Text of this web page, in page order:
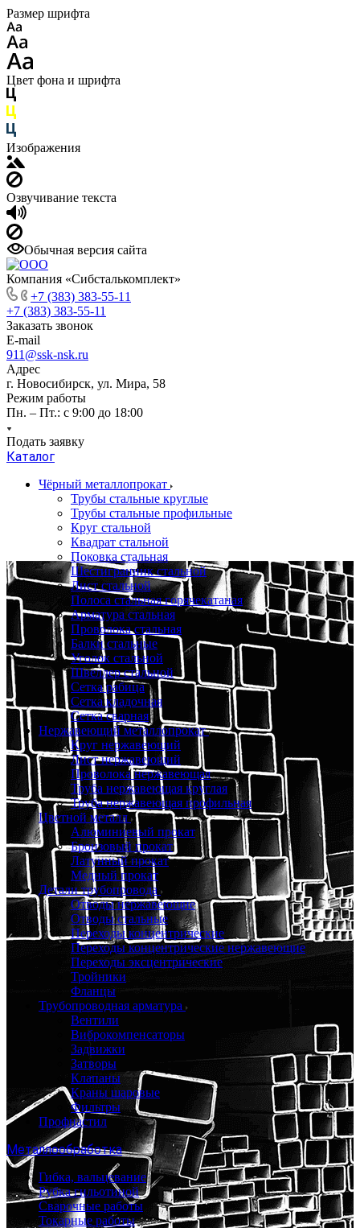
Размер шрифта
Цвет фона и шрифта
Изображения
Озвучивание текста
Обычная версия сайта
Компания «Сибсталькомплект»
+7 (383) 383-55-11
+7 (383) 383-55-11
Заказать звонок
E-mail
911@ssk-nsk.ru
Адрес
г. Новосибирск, ул. Мира, 58
Режим работы
Пн. – Пт.: с 9:00 до 18:00
Подать заявку
Каталог
Чёрный металлопрокат
Трубы стальные круглые
Трубы стальные профильные
Круг стальной
Квадрат стальной
Поковка стальная
Шестигранник стальной
Лист стальной
Полоса стальная горячекатаная
Арматура стальная
Проволока стальная
Балки стальные
Уголок стальной
Швеллер стальной
Сетка рабица
Сетка кладочная
Сетка сварная
Нержавеющий металлопрокат
Круг нержавеющий
Лист нержавеющий
Проволока нержавеющая
Труба нержавеющая круглая
Труба нержавеющая профильная
Цветной металл
Алюминиевый прокат
Бронзовый прокат
Латунный прокат
Медный прокат
Детали трубопровода
Отводы нержавеющие
Отводы стальные
Переходы концентрические
Переходы концентрические нержавеющие
Переходы эксцентрические
Тройники
Фланцы
Трубопроводная арматура
Вентили
Виброкомпенсаторы
Задвижки
Затворы
Клапаны
Краны шаровые
Фильтры
Профнастил
Металлообработка
Гибка, вальцевание
Рубка гильотиной
Сварочные работы
Токарные работы